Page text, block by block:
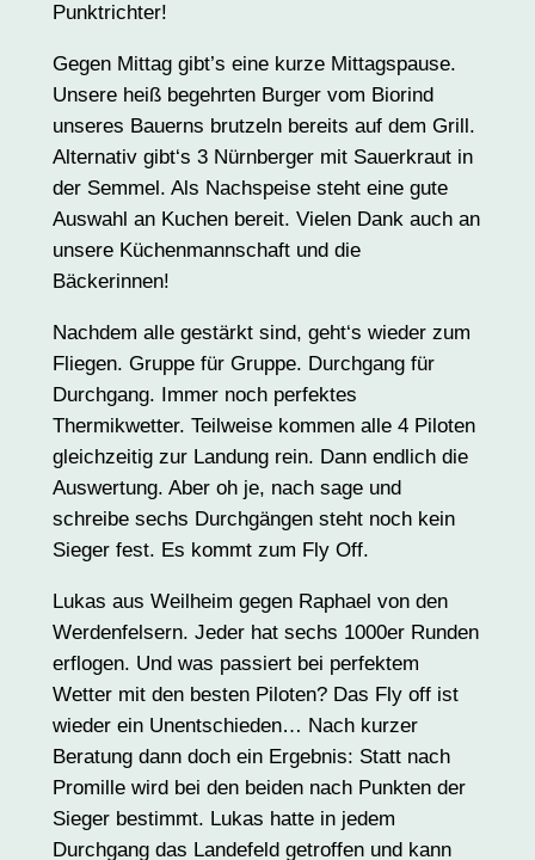
Punktrichter!
Gegen Mittag gibt’s eine kurze Mittagspause.
Unsere heiß begehrten Burger vom Biorind
unseres Bauerns brutzeln bereits auf dem Grill.
Alternativ gibt‘s 3 Nürnberger mit Sauerkraut in
der Semmel. Als Nachspeise steht eine gute
Auswahl an Kuchen bereit. Vielen Dank auch an
unsere Küchenmannschaft und die
Bäckerinnen!
Nachdem alle gestärkt sind, geht‘s wieder zum
Fliegen. Gruppe für Gruppe. Durchgang für
Durchgang. Immer noch perfektes
Thermikwetter. Teilweise kommen alle 4 Piloten
gleichzeitig zur Landung rein. Dann endlich die
Auswertung. Aber oh je, nach sage und
schreibe sechs Durchgängen steht noch kein
Sieger fest. Es kommt zum Fly Off.
Lukas aus Weilheim gegen Raphael von den
Werdenfelsern. Jeder hat sechs 1000er Runden
erflogen. Und was passiert bei perfektem
Wetter mit den besten Piloten? Das Fly off ist
wieder ein Unentschieden… Nach kurzer
Beratung dann doch ein Ergebnis: Statt nach
Promille wird bei den beiden nach Punkten der
Sieger bestimmt. Lukas hatte in jedem
Durchgang das Landefeld getroffen und kann